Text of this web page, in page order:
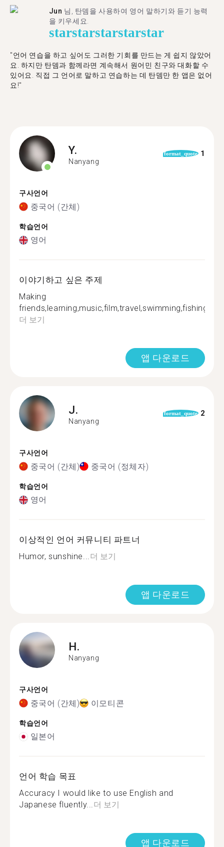
Jun 님, 탄뎀을 사용하여 영어 말하기와 듣기 능력
을 키우세요.
starstarstarstarstar
"언어 연습을 하고 싶어도 그러한 기회를 만드는 게 쉽지 않았어
요. 하지만 탄뎀과 함께라면 계속해서 원어민 친구와 대화할 수
있어요. 직접 그 언어로 말하고 연습하는 데 탄뎀만 한 앱은 없어
요!"
Y.
Nanyang
format_quote 1
구사언어
중국어 (간체)
학습언어
영어
이야기하고 싶은 주제
Making
더 보기
앱 다운로드
J.
Nanyang
format_quote 2
구사언어
중국어 (간체) 중국어 (정체자)
학습언어
영어
이상적인 언어 커뮤니티 파트너
Humor, sunshine...더 보기
앱 다운로드
H.
Nanyang
구사언어
중국어 (간체) 이모티콘
학습언어
일본어
언어 학습 목표
Accuracy I would like to use English and
Japanese fluently...더 보기
앱 다운로드